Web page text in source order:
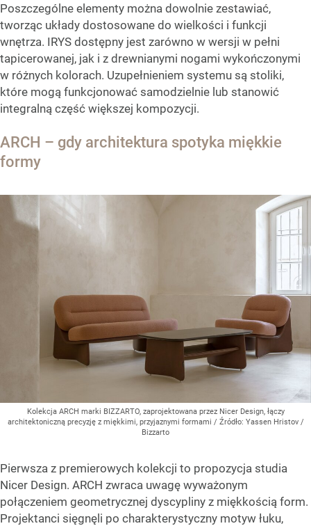
Poszczególne elementy można dowolnie zestawiać,
tworząc układy dostosowane do wielkości i funkcji
wnętrza. IRYS dostępny jest zarówno w wersji w pełni
tapicerowanej, jak i z drewnianymi nogami wykończonymi
w różnych kolorach. Uzupełnieniem systemu są stoliki,
które mogą funkcjonować samodzielnie lub stanowić
integralną część większej kompozycji.
ARCH – gdy architektura spotyka miękkie
formy
Kolekcja ARCH marki BIZZARTO, zaprojektowana przez Nicer Design, łączy
architektoniczną precyzję z miękkimi, przyjaznymi formami / Źródło: Yassen Hristov /
Bizzarto
Pierwsza z premierowych kolekcji to propozycja studia
Nicer Design. ARCH zwraca uwagę wyważonym
połączeniem geometrycznej dyscypliny z miękkością form.
Projektanci sięgnęli po charakterystyczny motyw łuku,